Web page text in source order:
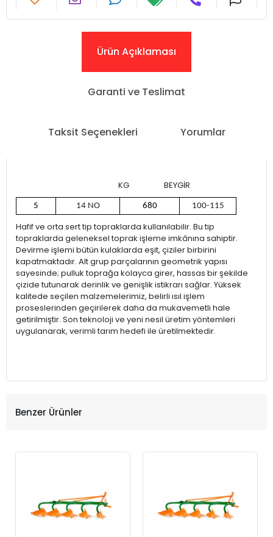
Ürün Açıklaması
Garanti ve Teslimat
Taksit Seçenekleri Yorumlar
KG BEYGİR
5 14 NO 680 100-115
Hafif ve orta sert tip topraklarda kullanılabilir. Bu tip
topraklarda geleneksel toprak işleme imkânına sahiptir.
Devirme işlemi bütün kulaklarda eşit, çiziler birbirini
kapatmaktadır. Alt grup parçalarının geometrik yapısı
sayesinde; pulluk toprağa kolayca girer, hassas bir şekilde
çizide tutunarak derinlik ve genişlik istikrarı sağlar. Yüksek
kalitede seçilen malzemelerimiz, belirli ısıl işlem
proseslerinden geçirilerek daha da mukavemetli hale
getirilmiştir. Son teknoloji ve yeni nesil üretim yöntemleri
uygulanarak, verimli tarım hedefi ile üretilmektedir.
Benzer Ürünler